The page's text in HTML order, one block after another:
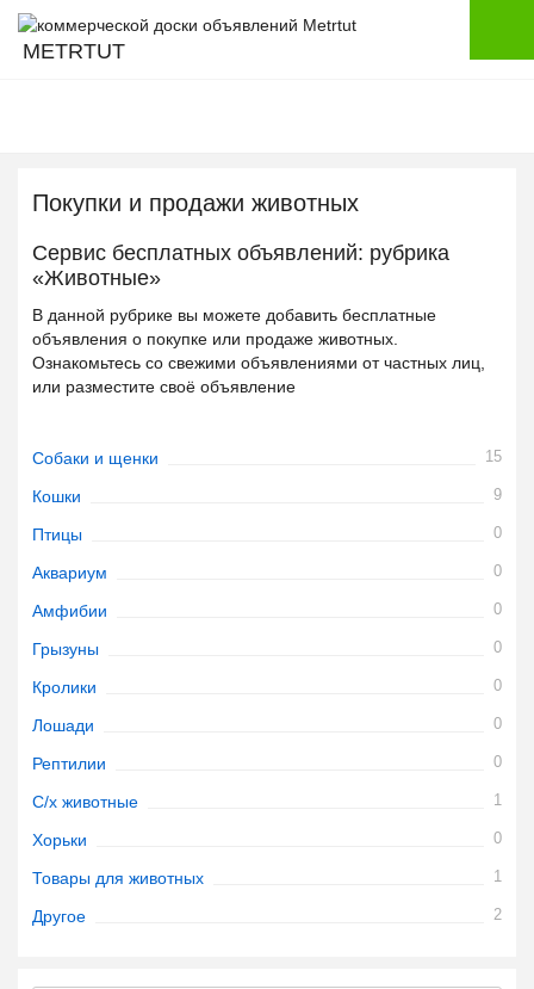
METRTUT
Покупки и продажи животных
Сервис бесплатных объявлений: рубрика
«Животные»
В данной рубрике вы можете добавить бесплатные
объявления о покупке или продаже животных.
Ознакомьтесь со свежими объявлениями от частных лиц,
или разместите своё объявление
Собаки и щенки 15
Кошки 9
Птицы 0
Аквариум 0
Амфибии 0
Грызуны 0
Кролики 0
Лошади 0
Рептилии 0
С/х животные 1
Хорьки 0
Товары для животных 1
Другое 2